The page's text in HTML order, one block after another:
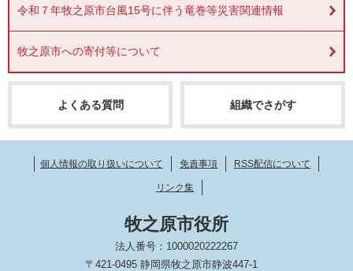
令和７年牧之原市台風15号に伴う竜巻等災害関連情報
牧之原市への寄付等について
よくある質問 組織でさがす
個人情報の取り扱いについて 免責事項 RSS配信について
リンク集
牧之原市役所
法人番号：1000020222267
〒421-0495 静岡県牧之原市静波447-1